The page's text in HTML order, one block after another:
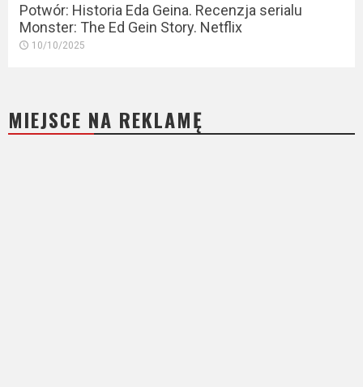
Potwór: Historia Eda Geina. Recenzja serialu
Monster: The Ed Gein Story. Netflix
10/10/2025
MIEJSCE NA REKLAMĘ